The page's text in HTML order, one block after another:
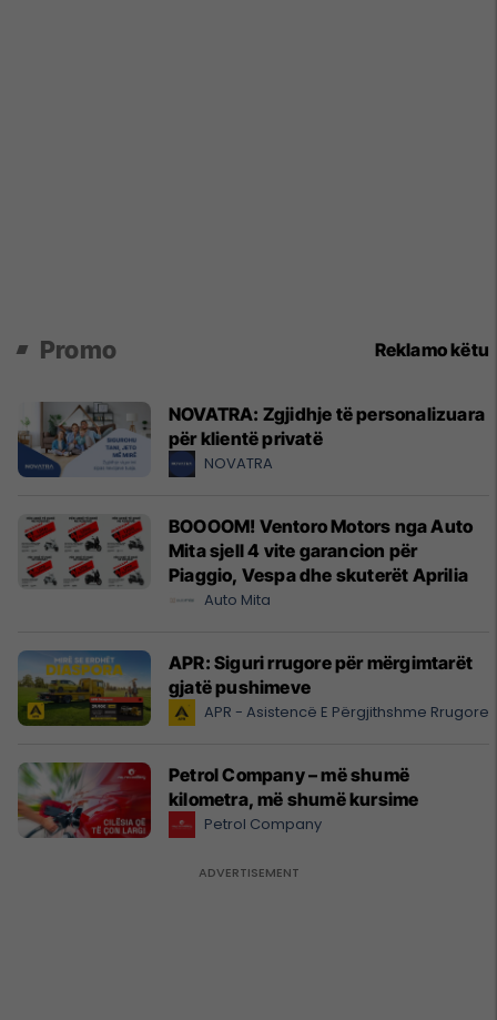
Promo Reklamo këtu
NOVATRA: Zgjidhje të personalizuara
për klientë privatë
NOVATRA
BOOOOM! Ventoro Motors nga Auto
Mita sjell 4 vite garancion për
Piaggio, Vespa dhe skuterët Aprilia
Auto Mita
APR: Siguri rrugore për mërgimtarët
gjatë pushimeve
APR - Asistencë E Përgjithshme Rrugore
Petrol Company – më shumë
kilometra, më shumë kursime
Petrol Company